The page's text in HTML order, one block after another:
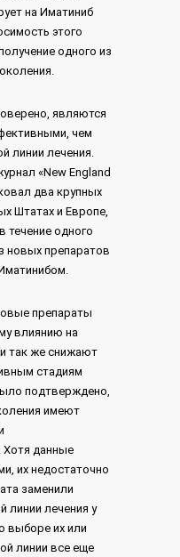
на Иматиниб
этого
одного из
являются
чем
линии лечения.
«New England
два крупных
Штатах и Европе,
течение одного
новых препаратов
препараты
влиянию на
так же снижают
стадиям
подтверждено,
имеют
Хотя данные
их недостаточно
заменили
линии лечения у
выборе их или
линии все еще